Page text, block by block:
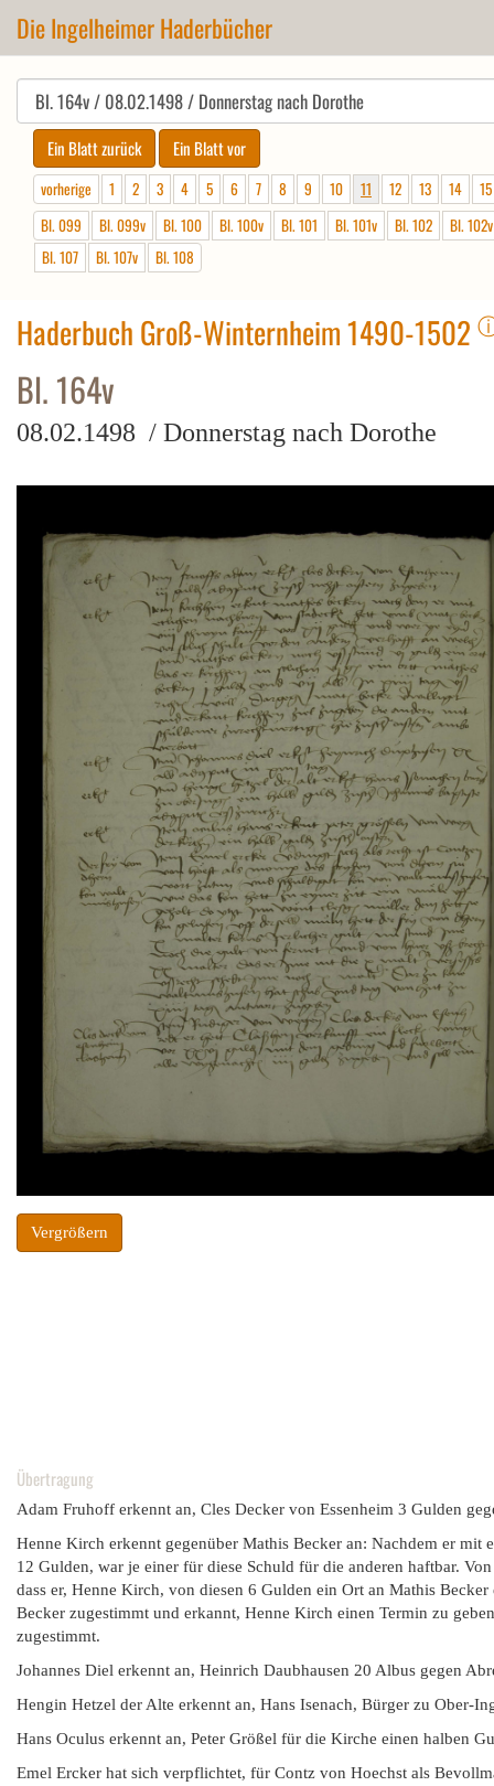
Die Ingelheimer Haderbücher
vorherige 1 2 3 4 5 6 7 8 9 10 11 12 13 14
15
Bl. 099
Bl. 099v Bl. 100 Bl. 100v Bl. 101 Bl. 101v Bl. 102
Bl. 102v
Bl. 107
Bl. 107v Bl. 108
Haderbuch Groß-Winternheim 1490-1502
Bl. 164v
08.02.1498 / Donnerstag nach Dorothe
Vergrößern
Übertragung
Adam Fruhoff erkennt an, Cles Decker von Essenheim 3 Gulden
Henne Kirch erkennt gegenüber Mathis Becker an: Nachdem er
12 Gulden, war je einer für diese Schuld für die anderen haftbar.
dass er, Henne Kirch, von diesen 6 Gulden ein Ort an Mathis
Becker zugestimmt und erkannt, Henne Kirch einen Termin zu
zugestimmt.
Johannes Diel erkennt an, Heinrich Daubhausen 20 Albus gegen
Hengin Hetzel der Alte erkennt an, Hans Isenach, Bürger zu Ober-
Hans Oculus erkennt an, Peter Größel für die Kirche einen halben
Emel Ercker hat sich verpflichtet, für Contz von Hoechst als